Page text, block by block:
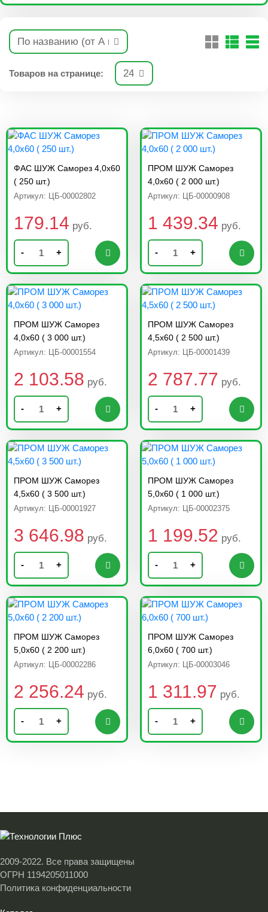
Товаров на странице:
ФАС ШУЖ Саморез 4,0х60
( 250 шт.)
Артикул: ЦБ-00002802
179.14 руб.
- +
ПРОМ ШУЖ Саморез
4,0х60 ( 2 000 шт.)
Артикул: ЦБ-00000908
1 439.34 руб.
- +
ПРОМ ШУЖ Саморез
4,0х60 ( 3 000 шт.)
Артикул: ЦБ-00001554
2 103.58 руб.
- +
ПРОМ ШУЖ Саморез
4,5х60 ( 2 500 шт.)
Артикул: ЦБ-00001439
2 787.77 руб.
- +
ПРОМ ШУЖ Саморез
4,5х60 ( 3 500 шт.)
Артикул: ЦБ-00001927
3 646.98 руб.
- +
ПРОМ ШУЖ Саморез
5,0х60 ( 1 000 шт.)
Артикул: ЦБ-00002375
1 199.52 руб.
- +
ПРОМ ШУЖ Саморез
5,0х60 ( 2 200 шт.)
Артикул: ЦБ-00002286
2 256.24 руб.
- +
ПРОМ ШУЖ Саморез
6,0х60 ( 700 шт.)
Артикул: ЦБ-00003046
1 311.97 руб.
- +
2009-2022. Все права защищены
ОГРН 1194205011000
Политика конфиденциальности